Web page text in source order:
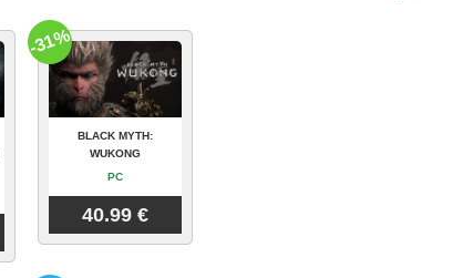
BLACK MYTH:
WUKONG
PC
40.99 €
-31%